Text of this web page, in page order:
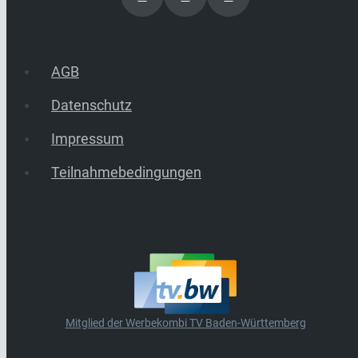
AGB
Datenschutz
Impressum
Teilnahmebedingungen
Mitglied der Werbekombi TV Baden-Württemberg